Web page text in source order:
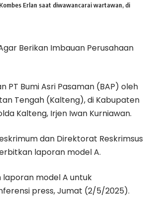
Erlan saat diwawancarai wartawan, di
Berikan Imbauan Perusahaan
PT Bumi Asri Pasaman (BAP) oleh
Tengah (Kalteng), di Kabupaten
Kalteng, Irjen Iwan Kurniawan.
dan Direktorat Reskrimsus
laporan model A.
model A untuk
press, Jumat (2/5/2025).